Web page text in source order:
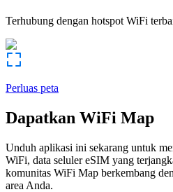
Terhubung dengan hotspot WiFi
Perluas peta
Dapatkan WiFi Map
Unduh aplikasi ini sekarang untuk
WiFi, data seluler eSIM yang
komunitas WiFi Map berkembang
area Anda.